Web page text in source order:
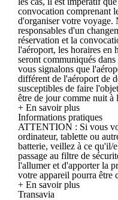
convocation comprenant
d'organiser votre voyage.
responsables d'un
réservation et la
l'aéroport, les horaires en
seront communiqués
vous signalons que
différent de l'aéroport de
susceptibles de faire
être de jour comme nuit à
+ En savoir plus
Informations pratiques
ATTENTION : Si vous
ordinateur, tablette ou
batterie, veillez à ce qu'il/
passage au filtre de
l'allumer et d'apporter la
votre appareil pourra être
+ En savoir plus
Transavia